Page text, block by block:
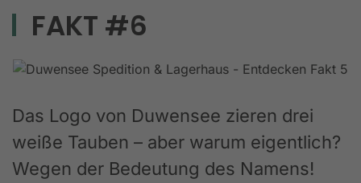
FAKT #6
Das Logo von Duwensee zieren drei
weiße Tauben – aber warum eigentlich?
Wegen der Bedeutung des Namens!